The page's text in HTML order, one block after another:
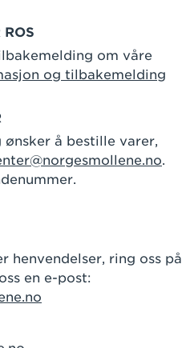
ROS
om våre
og tilbakemelding
å bestille varer,
.
henvendelser, ring oss på
en e-post: